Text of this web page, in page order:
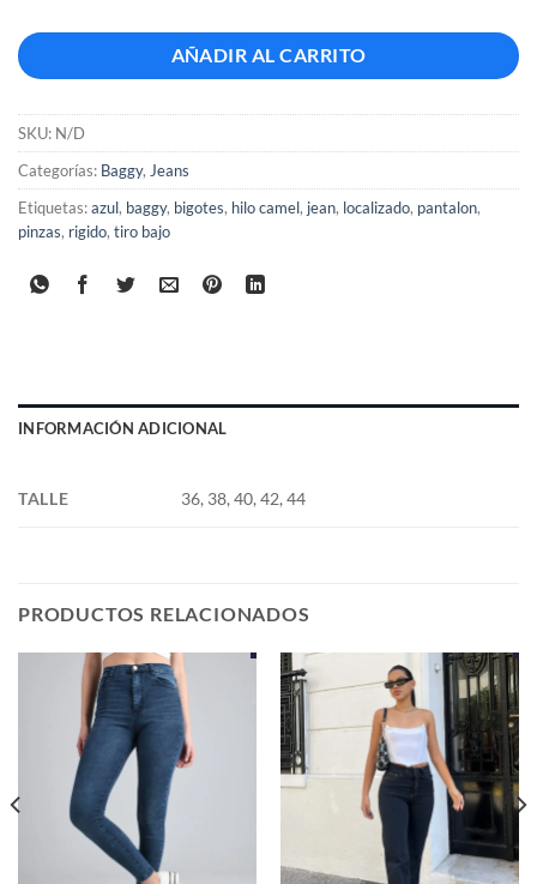
AÑADIR AL CARRITO
SKU: N/D
Categorías: Baggy, Jeans
Etiquetas:azul, baggy, bigotes, hilo camel, jean, localizado, pantalon,
pinzas, rigido, tiro bajo
INFORMACIÓN ADICIONAL
TALLE 36, 38, 40, 42, 44
PRODUCTOS RELACIONADOS